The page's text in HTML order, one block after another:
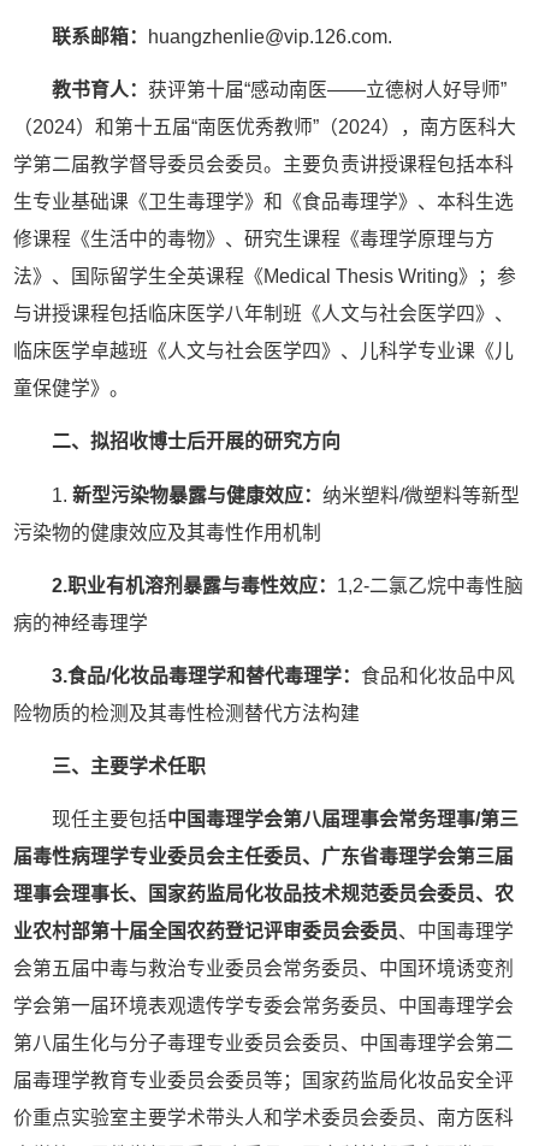
联系邮箱： huangzhenlie@vip.126.com.
教书育人： 获评第十届“感动南医——立德树人好导师”
（2024）和第十五届“南医优秀教师”（2024），南方医科大
学第二届教学督导委员会委员。主要负责讲授课程包括本科
生专业基础课《卫生毒理学》和《食品毒理学》、本科生选
修课程《生活中的毒物》、研究生课程《毒理学原理与方
法》、国际留学生全英课程《Medical Thesis Writing》；参
与讲授课程包括临床医学八年制班《人文与社会医学四》、
临床医学卓越班《人文与社会医学四》、儿科学专业课《儿
童保健学》。
二、拟招收博士后开展的研究方向
1. 新型污染物暴露与健康效应： 纳米塑料/微塑料等新型
污染物的健康效应及其毒性作用机制
2.职业有机溶剂暴露与毒性效应： 1,2-二氯乙烷中毒性脑
病的神经毒理学
3.食品/化妆品毒理学和替代毒理学： 食品和化妆品中风
险物质的检测及其毒性检测替代方法构建
三、主要学术任职
现任主要包括中国毒理学会第八届理事会常务理事/第三
届毒性病理学专业委员会主任委员、广东省毒理学会第三届
理事会理事长、国家药监局化妆品技术规范委员会委员、农
业农村部第十届全国农药登记评审委员会委员、中国毒理学
会第五届中毒与救治专业委员会常务委员、中国环境诱变剂
学会第一届环境表观遗传学专委会常务委员、中国毒理学会
第八届生化与分子毒理专业委员会委员、中国毒理学会第二
届毒理学教育专业委员会委员等；国家药监局化妆品安全评
价重点实验室主要学术带头人和学术委员会委员、南方医科